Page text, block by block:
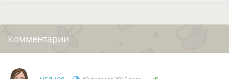
Комментарии